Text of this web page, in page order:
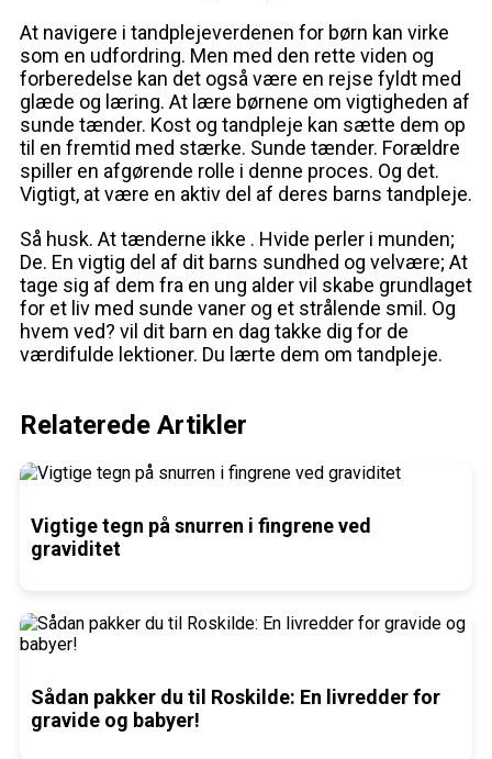
At navigere i tandplejeverdenen for børn kan virke
som en udfordring. Men med den rette viden og
forberedelse kan det også være en rejse fyldt med
glæde og læring. At lære børnene om vigtigheden af
sunde tænder. Kost og tandpleje kan sætte dem op
til en fremtid med stærke. Sunde tænder. Forældre
spiller en afgørende rolle i denne proces. Og det.
Vigtigt, at være en aktiv del af deres barns tandpleje.
Så husk. At tænderne ikke . Hvide perler i munden;
De. En vigtig del af dit barns sundhed og velvære; At
tage sig af dem fra en ung alder vil skabe grundlaget
for et liv med sunde vaner og et strålende smil. Og
hvem ved? vil dit barn en dag takke dig for de
værdifulde lektioner. Du lærte dem om tandpleje.
Relaterede Artikler
Vigtige tegn på snurren i fingrene ved
graviditet
Sådan pakker du til Roskilde: En livredder for
gravide og babyer!